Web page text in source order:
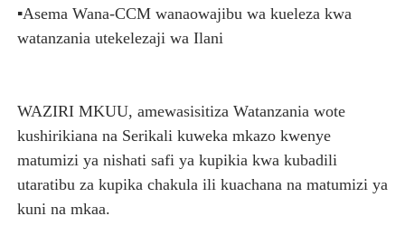
TPDC YARIDHISHWA NA MAENDELEO YA UJENZI WA
LONDO AIPONGEZA FCC KWA KUJENGA USHINDANI
TBS YASISITIZA UBORA WA BIDHAA KUWA CHACHU
KILA KILO INAYOPOTEA NI SHILINGI INAYOPOTEA -
▪️Asema Wana-CCM wanaowajibu wa kueleza kwa
watanzania utekelezaji wa Ilani
WAZIRI MKUU, amewasisitiza Watanzania wote
kushirikiana na Serikali kuweka mkazo kwenye
matumizi ya nishati safi ya kupikia kwa kubadili
utaratibu za kupika chakula ili kuachana na matumizi ya
kuni na mkaa.